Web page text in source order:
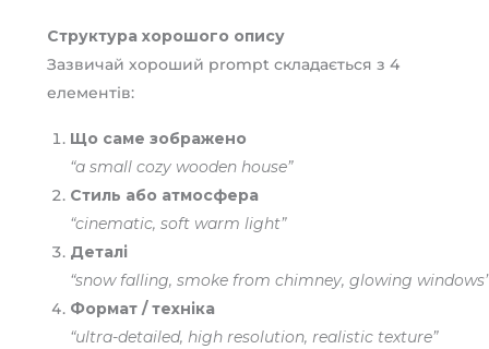
Структура хорошого опису
Зазвичай хороший prompt складається з 4
елементів:
Що саме зображено
“a small cozy wooden house”
Стиль або атмосфера
“cinematic, soft warm light”
Деталі
“snow falling, smoke from chimney, glowing windows”
Формат / техніка
“ultra-detailed, high resolution, realistic texture”